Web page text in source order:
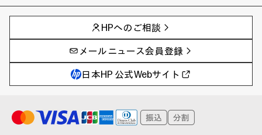
AIの進化と活用事例
製品トレンド & レビュー
サイバーセキュリティ
教育とテクノロジー
ハイブリッドワーク
プリンター
事例
イベントレポート
AI PC
AIワークステーション
Poly
WXP（DEXツール）
タグ一覧
HPへのご相談
メールニュース会員登録
日本HP 公式Webサイト